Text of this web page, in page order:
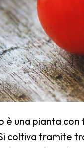
è una pianta con
coltiva tramite